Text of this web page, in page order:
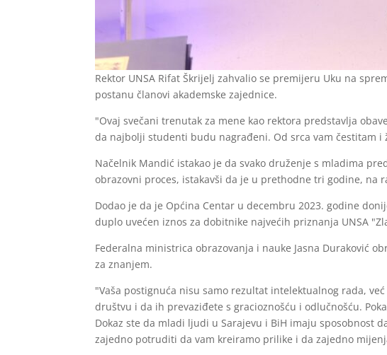
Rektor UNSA Rifat Škrijelj zahvalio se premijeru Uku na
postanu članovi akademske zajednice.
"Ovaj svečani trenutak za mene kao rektora predstavlja
da najbolji studenti budu nagrađeni. Od srca vam čestitam
Načelnik Mandić istakao je da svako druženje s mladima
obrazovni proces, istakavši da je u prethodne tri godine, na
Dodao je da je Općina Centar u decembru 2023. godine
duplo uvećen iznos za dobitnike najvećih priznanja UNSA
Federalna ministrica obrazovanja i nauke Jasna Duraković
za znanjem.
"Vaša postignuća nisu samo rezultat intelektualnog rada,
društvu i da ih prevaziđete s gracioznošću i odlučnošću.
Dokaz ste da mladi ljudi u Sarajevu i BiH imaju sposobnost
zajedno potruditi da vam kreiramo prilike i da zajedno